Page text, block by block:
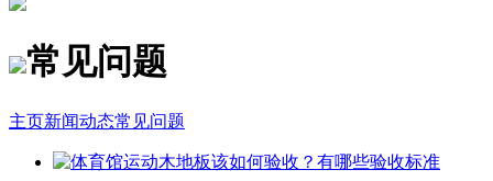
常见问题
主页新闻动态常见问题